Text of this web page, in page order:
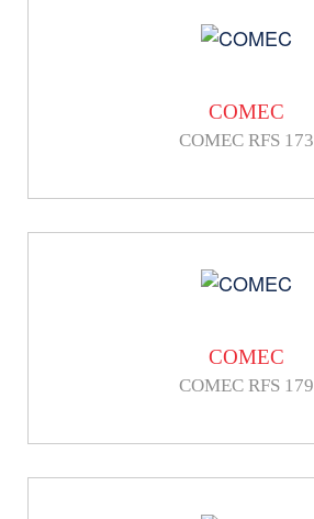
COMEC
COMEC RFS 173
COMEC
COMEC RFS 179